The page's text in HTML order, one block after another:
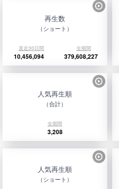
再生数
（ショート）
直近30日間 全期間
10,456,094 379,608,227
人気再生順
（合計）
全期間
3,208
人気再生順
（ショート）